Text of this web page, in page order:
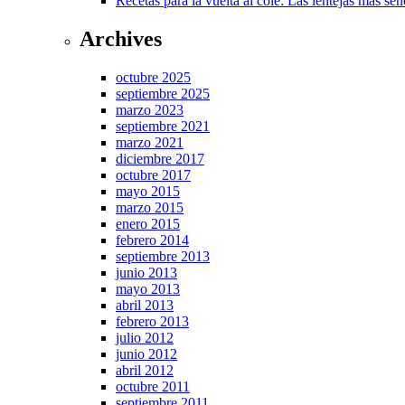
Archives
octubre 2025
septiembre 2025
marzo 2023
septiembre 2021
marzo 2021
diciembre 2017
octubre 2017
mayo 2015
marzo 2015
enero 2015
febrero 2014
septiembre 2013
junio 2013
mayo 2013
abril 2013
febrero 2013
julio 2012
junio 2012
abril 2012
octubre 2011